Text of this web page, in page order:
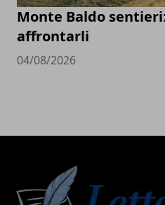
Monte Baldo
affrontarli
04/08/2026